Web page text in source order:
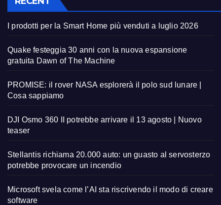
I prodotti per la Smart Home più venduti a luglio 2026
Quake festeggia 30 anni con la nuova espansione
gratuita Dawn of The Machine
PROMISE: il rover NASA esplorerà il polo sud lunare |
Cosa sappiamo
DJI Osmo 360 II potrebbe arrivare il 13 agosto | Nuovo
teaser
Stellantis richiama 20.000 auto: un guasto al servosterzo
potrebbe provocare un incendio
Microsoft svela come l’AI sta riscrivendo il modo di creare
software